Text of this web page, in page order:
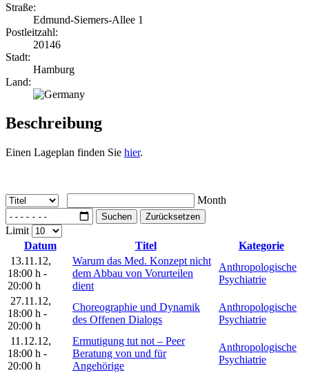
Straße:
Edmund-Siemers-Allee 1
Postleitzahl:
20146
Stadt:
Hamburg
Land:
Beschreibung
Einen Lageplan finden Sie hier.
Month
Suchen Zurücksetzen
Limit
Datum
Titel
Kategorie
13.11.12,
18:00 h -
20:00 h
Warum das Med. Konzept nicht
dem Abbau von Vorurteilen
dient
Anthropologische
Psychiatrie
27.11.12,
18:00 h -
20:00 h
Choreographie und Dynamik
des Offenen Dialogs
Anthropologische
Psychiatrie
11.12.12,
18:00 h -
20:00 h
Ermutigung tut not – Peer
Beratung von und für
Angehörige
Anthropologische
Psychiatrie